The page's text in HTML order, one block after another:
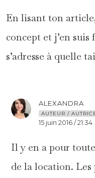
En lisant ton
concept et j’en
s’adresse à quelle
ALEXANDRA
AUTEUR /
15 juin 2016 / 21:34
Il y en a pour
de la location.